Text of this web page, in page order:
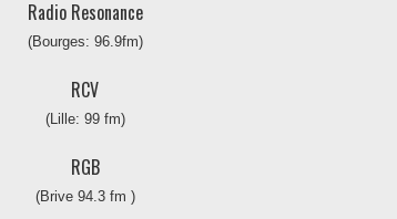
Radio Resonance
(Bourges: 96.9fm)
RCV
(Lille: 99 fm)
RGB
(Brive 94.3 fm )